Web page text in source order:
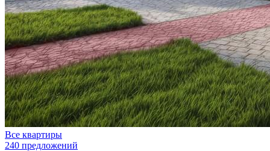
Все квартиры
240 предложений